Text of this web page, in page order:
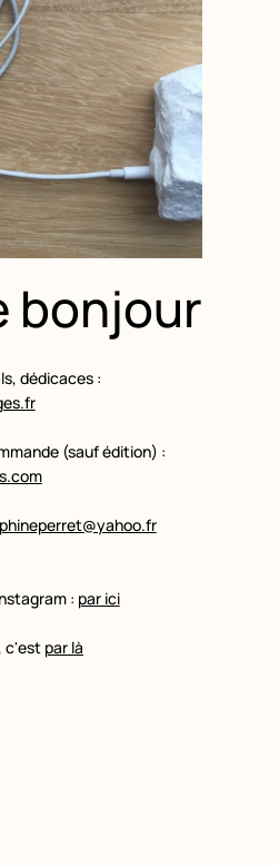
bonjour
dédicaces :
(sauf édition) :
: par ici
c'est par là